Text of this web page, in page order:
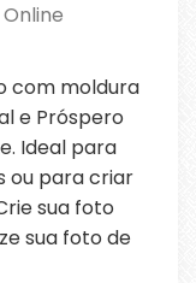
com moldura
e Próspero
Ideal para
ou para criar
sua foto
sua foto de